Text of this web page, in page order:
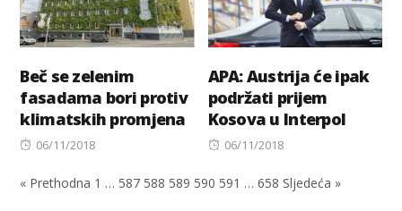
Beč se zelenim
fasadama bori protiv
klimatskih promjena
Posted
06/11/2018
APA: Austrija će ipak
podržati prijem
Kosova u Interpol
Posted
06/11/2018
« Prethodna 1 … 587 588 589 590 591 … 658 Sljedeća »